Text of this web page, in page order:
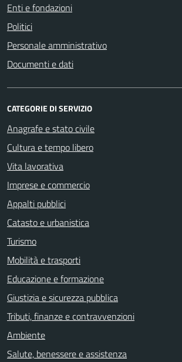
Enti e fondazioni
Politici
Personale amministrativo
Documenti e dati
CATEGORIE DI SERVIZIO
Anagrafe e stato civile
Cultura e tempo libero
Vita lavorativa
Imprese e commercio
Appalti pubblici
Catasto e urbanistica
Turismo
Mobilità e trasporti
Educazione e formazione
Giustizia e sicurezza pubblica
Tributi, finanze e contravvenzioni
Ambiente
Salute, benessere e assistenza